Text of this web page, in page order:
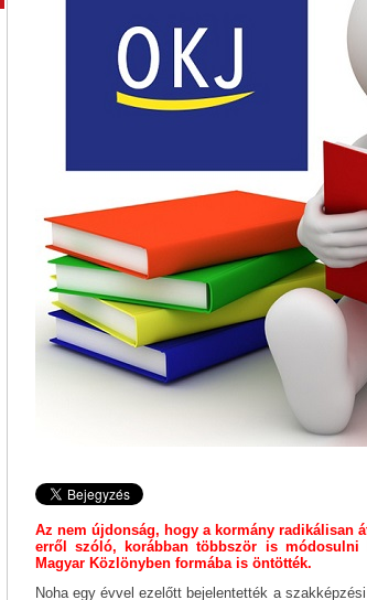
Az nem újdonság, hogy a kormány radikálisan
erről szóló, korábban többször is módosulni
Magyar Közlönyben formába is öntötték.
Noha egy évvel ezelőtt bejelentették a